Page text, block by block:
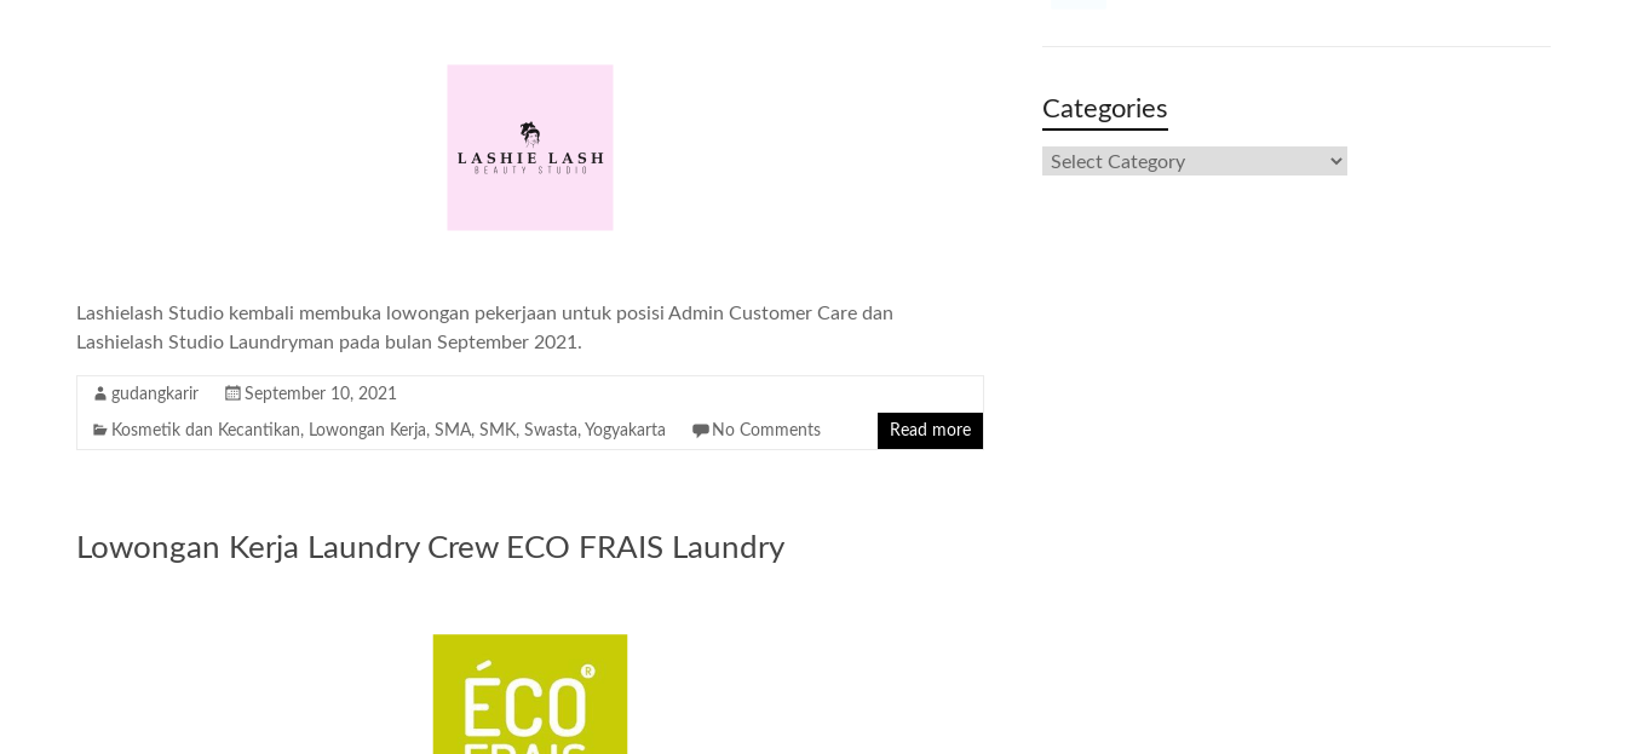
Lashielash Studio kembali membuka lowongan pekerjaan untuk posisi Admin Customer Care dan
Lashielash Studio Laundryman pada bulan September 2021.
gudangkarir September 10, 2021
Kosmetik dan Kecantikan, Lowongan Kerja, SMA, SMK, Swasta, Yogyakarta No Comments Read more
Lowongan Kerja Laundry Crew ECO FRAIS Laundry
Categories
Categories